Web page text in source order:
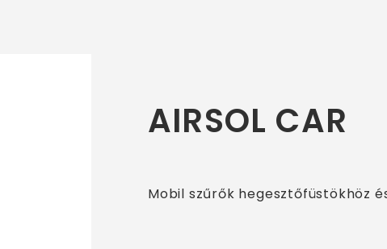
AIRSOL CAR
Mobil szűrők hegesztőfüstökhöz